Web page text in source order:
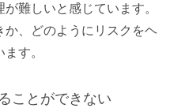
難しいと感じています。
か、どのようにリスクをヘ
す。
ことができない